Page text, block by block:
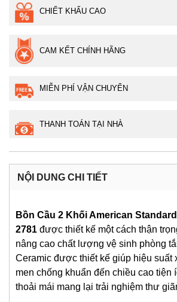
CHIẾT KHẤU CAO
CAM KẾT CHÍNH HÃNG
MIỄN PHÍ VẬN CHUYỂN
THANH TOÁN TẠI NHÀ
NỘI DUNG CHI TIẾT
Bồn Cầu 2 Khối American
2781 được thiết kế một cách thận
nâng cao chất lượng vệ sinh phòng
Ceramic được thiết kế giúp hiệu suất
men chống khuẩn đến chiều cao tiện
thoải mái mang lại trải nghiệm thư